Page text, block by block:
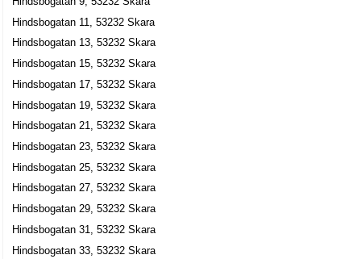
Cilo Systems AB
Olov Magnus Bogren
Hindsbogatan 38, 53232 Skara
BRF Heimdal
Clas Erik Olsson
0511-18743
Hindsbogatan 39 B, 53232 Skara
Conny Carl-Erik Josefsson
0511-375401
Hindsbogatan 43 B Lgh 1002, 53232 Skara
Restaurang Enjoy i Skara AB
Kjell-Terje Engesvik
Hindsbogatan 11, 53232 Skara
Hindsbogatan 13, 53232 Skara
Hindsbogatan 15, 53232 Skara
Hindsbogatan 17, 53232 Skara
Hindsbogatan 19, 53232 Skara
Hindsbogatan 21, 53232 Skara
Hindsbogatan 23, 53232 Skara
Hindsbogatan 25, 53232 Skara
Hindsbogatan 27, 53232 Skara
Hindsbogatan 29, 53232 Skara
Hindsbogatan 31, 53232 Skara
Hindsbogatan 33, 53232 Skara